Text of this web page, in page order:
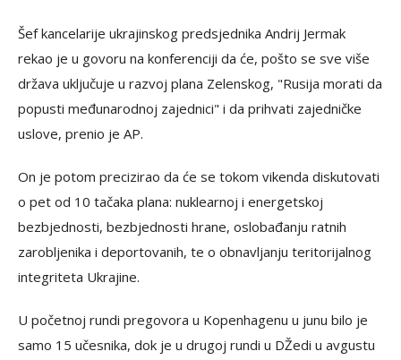
Šef kancelarije ukrajinskog predsjednika Andrij Jermak
rekao je u govoru na konferenciji da će, pošto se sve više
država uključuje u razvoj plana Zelenskog, "Rusija morati da
popusti međunarodnoj zajednici" i da prihvati zajedničke
uslove, prenio je AP.
On je potom precizirao da će se tokom vikenda diskutovati
o pet od 10 tačaka plana: nuklearnoj i energetskoj
bezbjednosti, bezbjednosti hrane, oslobađanju ratnih
zarobljenika i deportovanih, te o obnavljanju teritorijalnog
integriteta Ukrajine.
U početnoj rundi pregovora u Kopenhagenu u junu bilo je
samo 15 učesnika, dok je u drugoj rundi u DŽedi u avgustu